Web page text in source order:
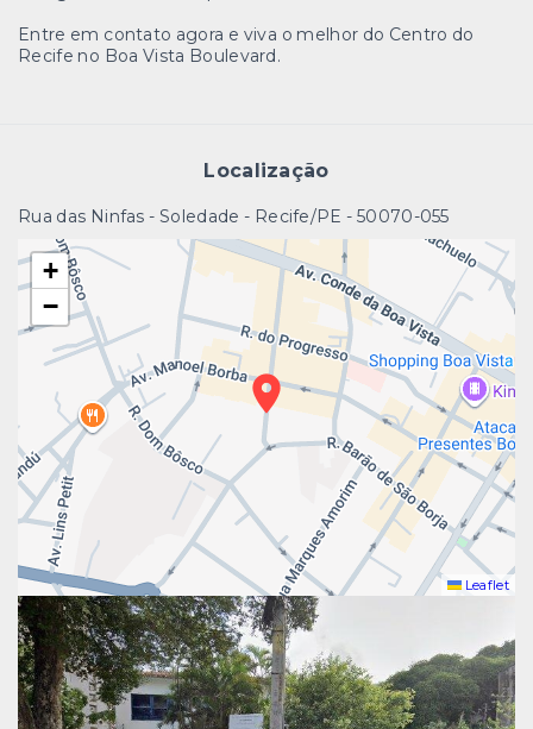
Entre em contato agora e viva o melhor do Centro do
Recife no Boa Vista Boulevard.
Localização
Rua das Ninfas - Soledade - Recife/PE - 50070-055
+
−
Leaflet